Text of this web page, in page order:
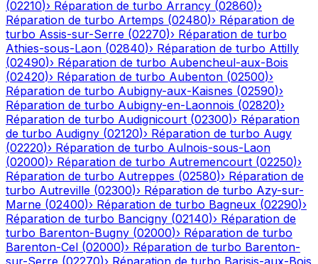
(02210)› Réparation de turbo Arrancy (02860)›
Réparation de turbo Artemps (02480)› Réparation de
turbo Assis-sur-Serre (02270)› Réparation de turbo
Athies-sous-Laon (02840)› Réparation de turbo Attilly
(02490)› Réparation de turbo Aubencheul-aux-Bois
(02420)› Réparation de turbo Aubenton (02500)›
Réparation de turbo Aubigny-aux-Kaisnes (02590)›
Réparation de turbo Aubigny-en-Laonnois (02820)›
Réparation de turbo Audignicourt (02300)› Réparation
de turbo Audigny (02120)› Réparation de turbo Augy
(02220)› Réparation de turbo Aulnois-sous-Laon
(02000)› Réparation de turbo Autremencourt (02250)›
Réparation de turbo Autreppes (02580)› Réparation de
turbo Autreville (02300)› Réparation de turbo Azy-sur-
Marne (02400)› Réparation de turbo Bagneux (02290)›
Réparation de turbo Bancigny (02140)› Réparation de
turbo Barenton-Bugny (02000)› Réparation de turbo
Barenton-Cel (02000)› Réparation de turbo Barenton-